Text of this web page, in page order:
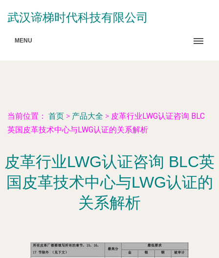
武汉谛梯时代科技有限公司
MENU
当前位置： 首页 > 产品大全 > 皮革行业LWG认证咨询 BLC
英国皮革技术中心与LWG认证的关系解析
皮革行业LWG认证咨询 BLC英
国皮革技术中心与LWG认证的
关系解析